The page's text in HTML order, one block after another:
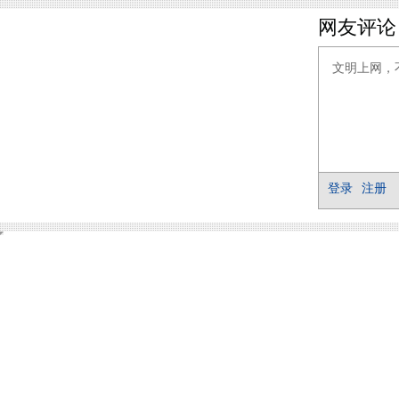
网友评论
登录 注册